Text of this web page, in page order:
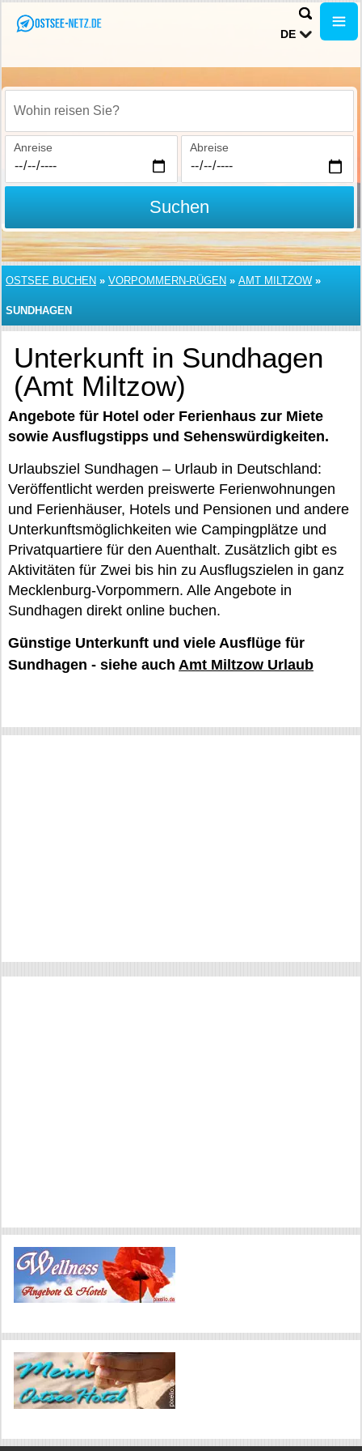
DE
Wohin reisen Sie?
Anreise Abreise
Suchen
OSTSEE BUCHEN » VORPOMMERN-RÜGEN » AMT MILTZOW »
SUNDHAGEN
Unterkunft in Sundhagen
(Amt Miltzow)
Angebote für Hotel oder Ferienhaus zur Miete
sowie Ausflugstipps und Sehenswürdigkeiten.
Urlaubsziel Sundhagen – Urlaub in Deutschland:
Veröffentlicht werden preiswerte Ferienwohnungen
und Ferienhäuser, Hotels und Pensionen und andere
Unterkunftsmöglichkeiten wie Campingplätze und
Privatquartiere für den Auenthalt. Zusätzlich gibt es
Aktivitäten für Zwei bis hin zu Ausflugszielen in ganz
Mecklenburg-Vorpommern. Alle Angebote in
Sundhagen direkt online buchen.
Günstige Unterkunft und viele Ausflüge für
Sundhagen - siehe auch Amt Miltzow Urlaub